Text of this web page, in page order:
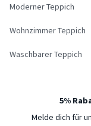
Moderner Teppich
Wohnzimmer Teppich
Waschbarer Teppich
5%
Melde dich für